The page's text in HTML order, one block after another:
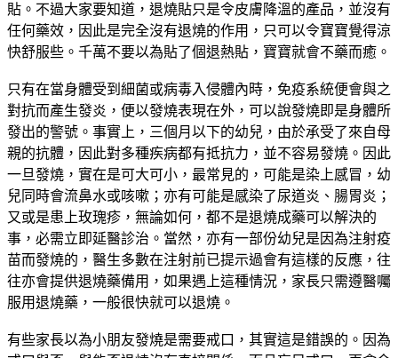
貼。不過大家要知道，退燒貼只是令皮膚降溫的產品，並沒有
任何藥效，因此是完全沒有退燒的作用，只可以令寶寶覺得涼
快舒服些。千萬不要以為貼了個退熱貼，寶寶就會不藥而癒。
只有在當身體受到細菌或病毒入侵體內時，免疫系統便會與之
對抗而產生發炎，便以發燒表現在外，可以說發燒即是身體所
發出的警號。事實上，三個月以下的幼兒，由於承受了來自母
親的抗體，因此對多種疾病都有抵抗力，並不容易發燒。因此
一旦發燒，實在是可大可小，最常見的，可能是染上感冒，幼
兒同時會流鼻水或咳嗽；亦有可能是感染了尿道炎、腸胃炎；
又或是患上玫瑰疹，無論如何，都不是退燒成藥可以解決的
事，必需立即延醫診治。當然，亦有一部份幼兒是因為注射疫
苗而發燒的，醫生多數在注射前已提示過會有這樣的反應，往
往亦會提供退燒藥備用，如果遇上這種情況，家長只需遵醫囑
服用退燒藥，一般很快就可以退燒。
有些家長以為小朋友發燒是需要戒口，其實這是錯誤的。因為